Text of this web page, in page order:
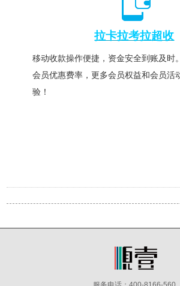
拉卡拉考拉超收
移动收款操作便捷，资金安全到账及时
会员优惠费率，更多会员权益和会员活
验！